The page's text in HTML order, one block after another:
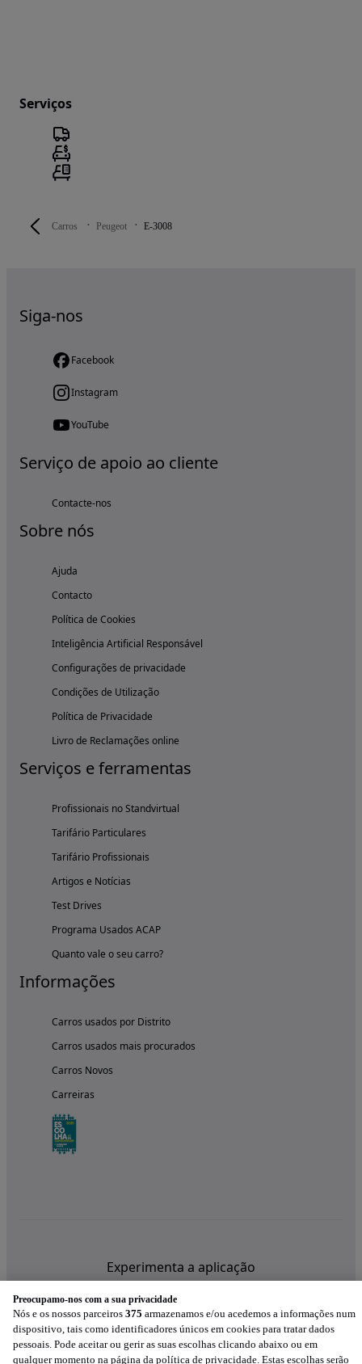
Carros Peugeot E-3008
Serviços
Siga-nos
Facebook
Instagram
YouTube
Serviço de apoio ao cliente
Contacte-nos
Sobre nós
Ajuda
Contacto
Política de Cookies
Inteligência Artificial Responsável
Configurações de privacidade
Condições de Utilização
Política de Privacidade
Livro de Reclamações online
Serviços e ferramentas
Profissionais no Standvirtual
Tarifário Particulares
Tarifário Profissionais
Artigos e Notícias
Test Drives
Programa Usados ACAP
Quanto vale o seu carro?
Informações
Carros usados por Distrito
Carros usados mais procurados
Carros Novos
Carreiras
Experimenta a aplicação
Preocupamo-nos com a sua privacidade
Nós e os nossos parceiros 375 armazenamos e/ou acedemos a informações num
dispositivo, tais como identificadores únicos em cookies para tratar dados
pessoais. Pode aceitar ou gerir as suas escolhas clicando abaixo ou em
qualquer momento na página da política de privacidade. Estas escolhas serão